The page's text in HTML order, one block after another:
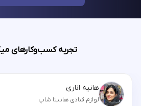
تجربه کسب‌وکارهای
هانیه اناری
لوازم قنادی هانیتا شاپ